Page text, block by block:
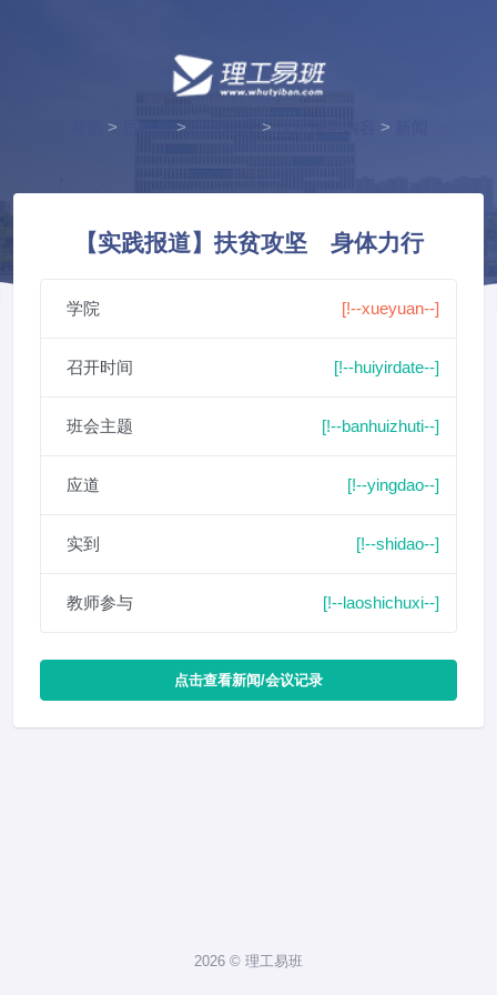
> > > >
【实践报道】扶贫攻坚 身体力行
学院 [!--xueyuan--]
召开时间 [!--huiyirdate--]
班会主题 [!--banhuizhuti--]
应道 [!--yingdao--]
实到 [!--shidao--]
教师参与 [!--laoshichuxi--]
点击查看新闻/会议记录
2026 © 理工易班